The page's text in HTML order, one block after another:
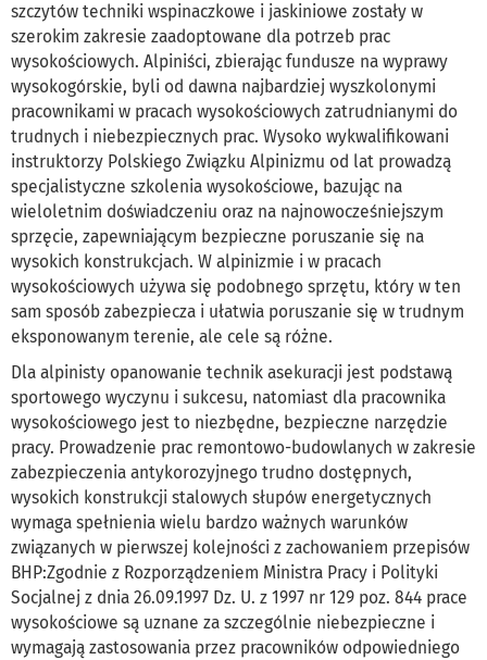
szczytów techniki wspinaczkowe i jaskiniowe zostały w
szerokim zakresie zaadoptowane dla potrzeb prac
wysokościowych. Alpiniści, zbierając fundusze na wyprawy
wysokogórskie, byli od dawna najbardziej wyszkolonymi
pracownikami w pracach wysokościowych zatrudnianymi do
trudnych i niebezpiecznych prac. Wysoko wykwalifikowani
instruktorzy Polskiego Związku Alpinizmu od lat prowadzą
specjalistyczne szkolenia wysokościowe, bazując na
wieloletnim doświadczeniu oraz na najnowocześniejszym
sprzęcie, zapewniającym bezpieczne poruszanie się na
wysokich konstrukcjach. W alpinizmie i w pracach
wysokościowych używa się podobnego sprzętu, który w ten
sam sposób zabezpiecza i ułatwia poruszanie się w trudnym
eksponowanym terenie, ale cele są różne.
Dla alpinisty opanowanie technik asekuracji jest podstawą
sportowego wyczynu i sukcesu, natomiast dla pracownika
wysokościowego jest to niezbędne, bezpieczne narzędzie
pracy. Prowadzenie prac remontowo-budowlanych w zakresie
zabezpieczenia antykorozyjnego trudno dostępnych,
wysokich konstrukcji stalowych słupów energetycznych
wymaga spełnienia wielu bardzo ważnych warunków
związanych w pierwszej kolejności z zachowaniem przepisów
BHP:Zgodnie z Rozporządzeniem Ministra Pracy i Polityki
Socjalnej z dnia 26.09.1997 Dz. U. z 1997 nr 129 poz. 844 prace
wysokościowe są uznane za szczególnie niebezpieczne i
wymagają zastosowania przez pracowników odpowiedniego